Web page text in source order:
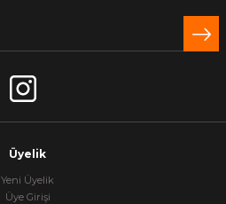
Üyelik
Yeni Üyelik
Üye Girişi